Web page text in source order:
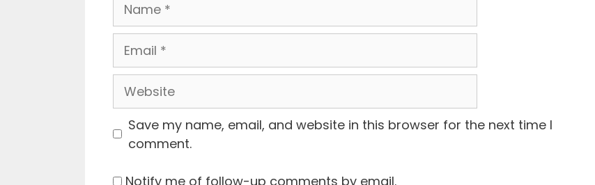
Email
Website
Save my name, email, and website in this browser for the next time I
comment.
Notify me of follow-up comments by email.